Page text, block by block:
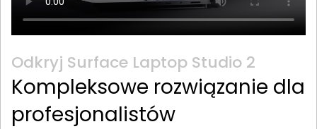
Odkryj Surface Laptop Studio 2
Kompleksowe rozwiązanie dla
profesjonalistów